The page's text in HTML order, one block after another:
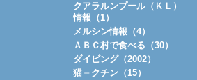
クアラルンプール（ＫＬ）
情報（1）
メルシン情報（4）
ＡＢＣ村で食べる（30）
ダイビング（2002）
猫＝クチン（15）